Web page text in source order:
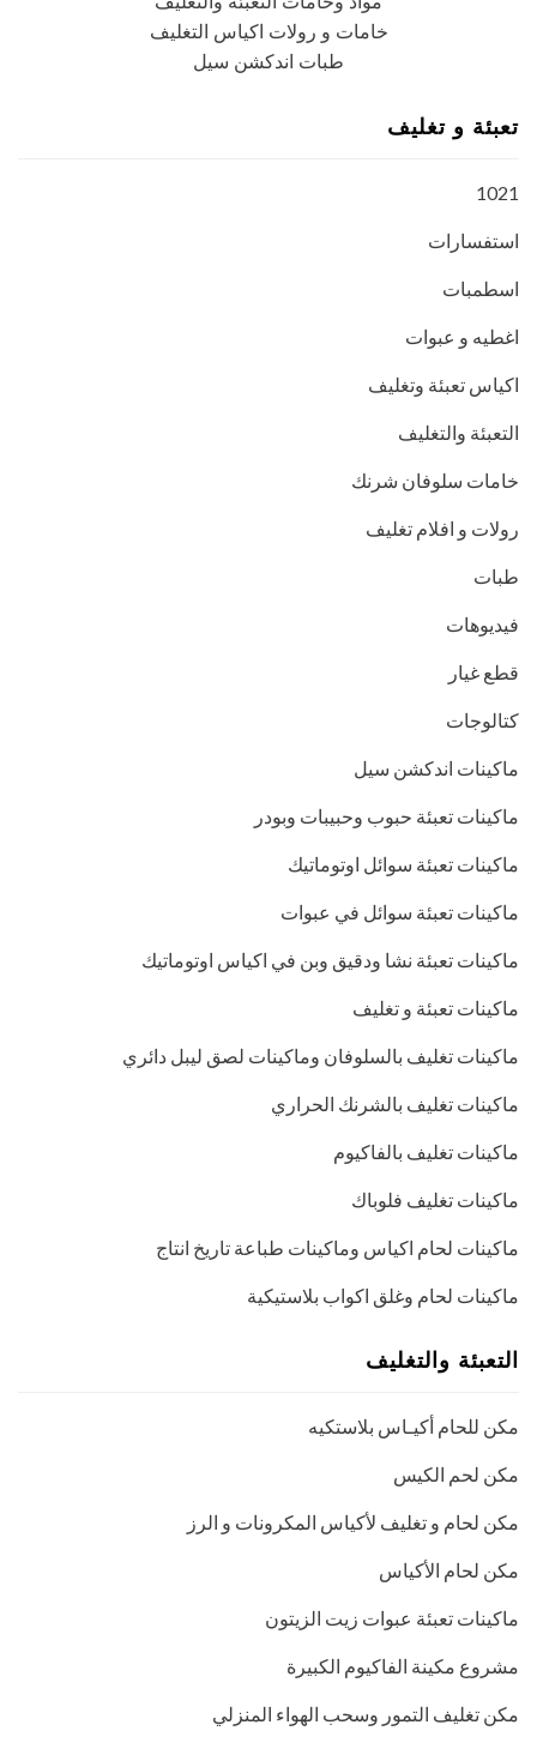
خامات و رولات اكياس التغليف
طبات اندكشن سيل
تعبئة و تغليف
1021
استفسارات
اسطمبات
اغطيه و عبوات
اكياس تعبئة وتغليف
التعبئة والتغليف
خامات سلوفان شرنك
رولات و افلام تغليف
طبات
فيديوهات
قطع غيار
كتالوجات
ماكينات اندكشن سيل
ماكينات تعبئة حبوب وحبيبات وبودر
ماكينات تعبئة سوائل اوتوماتيك
ماكينات تعبئة سوائل في عبوات
ماكينات تعبئة نشا ودقيق وبن في اكياس اوتوماتيك
ماكينات تعبئة و تغليف
ماكينات تغليف بالسلوفان وماكينات لصق ليبل دائري
ماكينات تغليف بالشرنك الحراري
ماكينات تغليف بالفاكيوم
ماكينات تغليف فلوباك
ماكينات لحام اكياس وماكينات طباعة تاريخ انتاج
ماكينات لحام وغلق اكواب بلاستيكية
التعبئة والتغليف
مكن للحام أكيـاس بلاستكيه
مكن لحم الكيس
مكن لحام و تغليف لأكياس المكرونات و الرز
مكن لحام الأكياس
ماكينات تعبئة عبوات زيت الزيتون
مشروع مكينة الفاكيوم الكبيرة
مكن تغليف التمور وسحب الهواء المنزلي